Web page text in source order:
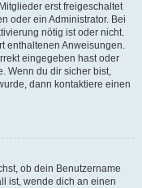
erst freigeschaltet
oder ein Administrator. Bei
nötig ist oder nicht.
enthaltenen Anweisungen.
eingegeben hast oder
Wenn du dir sicher bist,
dann kontaktiere einen
ob dein Benutzername
ist, wende dich an einen